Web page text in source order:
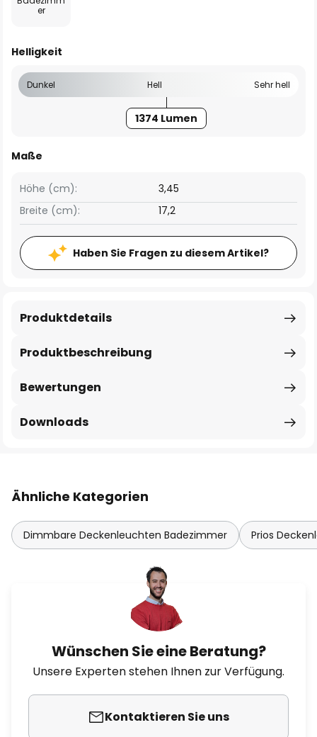
er
Helligkeit
Dunkel Hell Sehr hell
1374 Lumen
Maße
Breite (cm): 17,2
Höhe (cm): 3,45
Haben Sie Fragen zu diesem Artikel?
Produktbeschreibung
Produktdetails
Bewertungen
Downloads
Ähnliche Kategorien
Dimmbare Deckenleuchten Badezimmer Prios
Wünschen Sie eine Beratung?
Unsere Experten stehen Ihnen zur Verfügung.
Kontaktieren Sie uns